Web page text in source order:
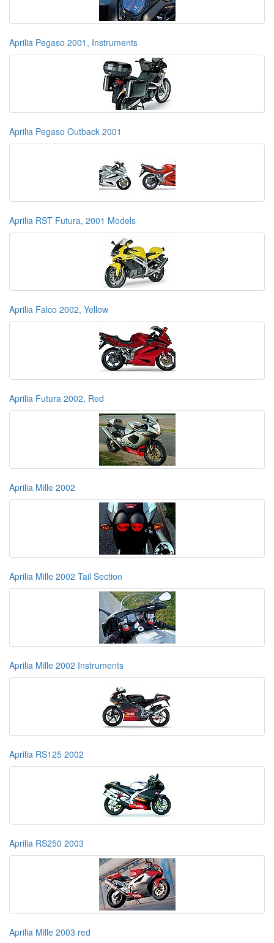
Aprilia Pegaso 2001, Instruments
Aprilia Pegaso Outback 2001
Aprilia RST Futura, 2001 Models
Aprilia Falco 2002, Yellow
Aprilia Futura 2002, Red
Aprilia Mille 2002
Aprilia Mille 2002 Tail Section
Aprilia Mille 2002 Instruments
Aprilia RS125 2002
Aprilia RS250 2003
Aprilia Mille 2003 red